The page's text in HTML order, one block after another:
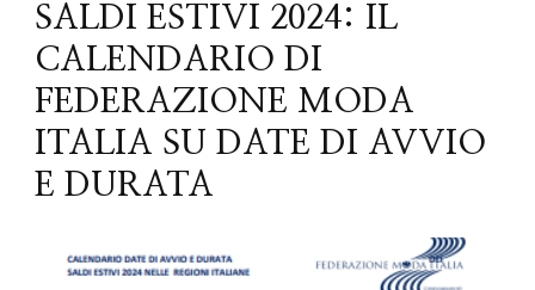
SALDI ESTIVI 2024: IL
CALENDARIO DI
FEDERAZIONE MODA
ITALIA SU DATE DI AVVIO
E DURATA